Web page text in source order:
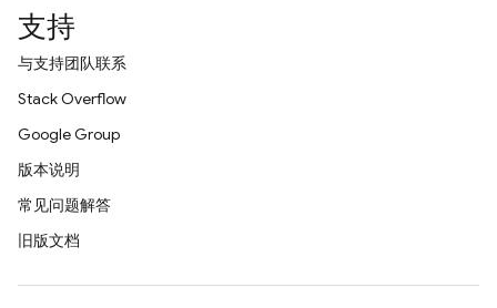
支持
与支持团队联系
Stack Overflow
Google Group
版本说明
常见问题解答
旧版文档